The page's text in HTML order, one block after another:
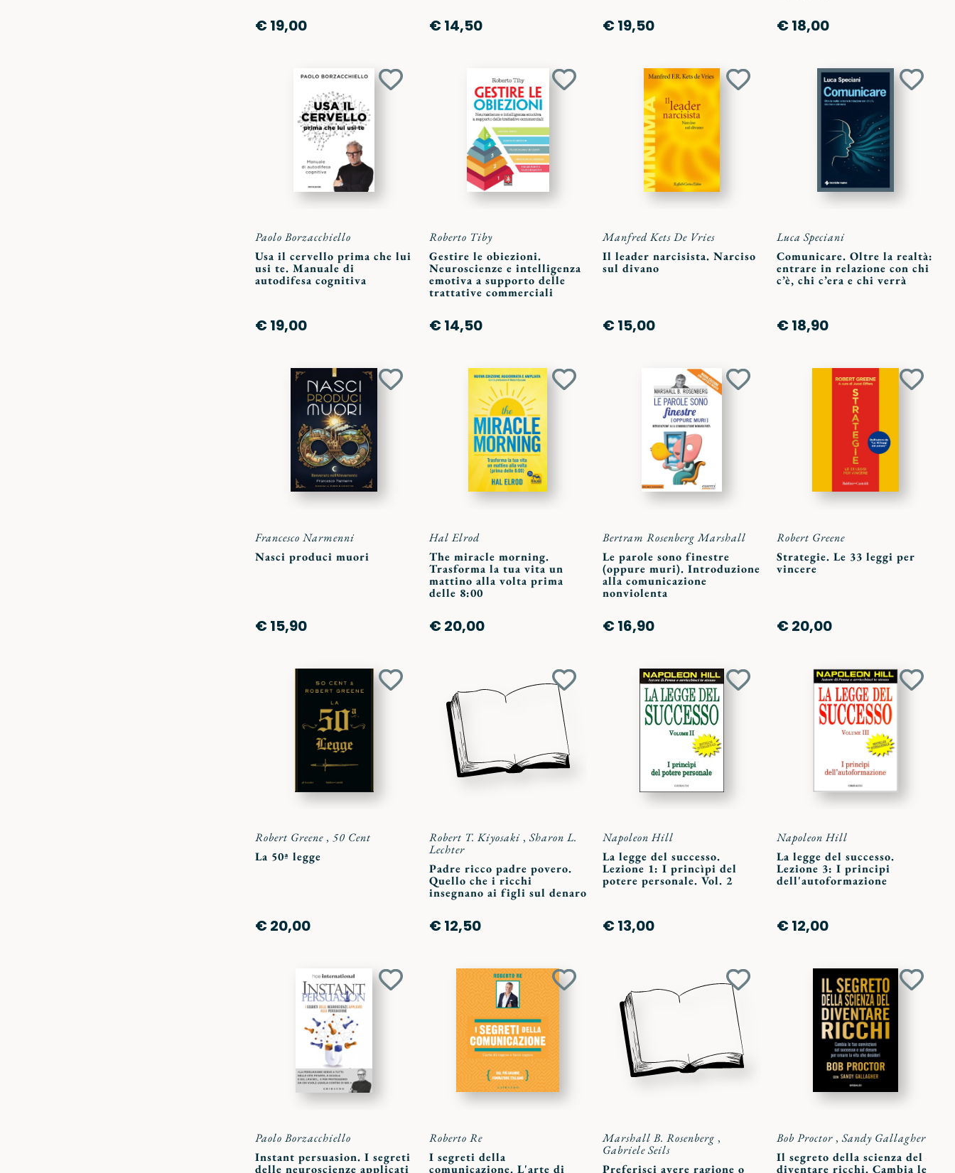
€ 19,00 € 14,50 € 19,50 € 18,00
Aggiungi
Paolo Borzacchiello
Usa il cervello prima che lui
usi te. Manuale di
autodifesa cognitiva
€ 19,00
Aggiungi
Roberto Tiby
Gestire le obiezioni.
Neuroscienze e intelligenza
emotiva a supporto delle
trattative commerciali
€ 14,50
Aggiungi
Manfred Kets De Vries
Il leader narcisista. Narciso
sul divano
€ 15,00
Luca Speciani
Comunicare. Oltre la realtà:
entrare in relazione con chi
c’è, chi c’era e chi verrà
€ 18,90
Aggiungi
Francesco Narmenni
Nasci produci muori
€ 15,90
Aggiungi
Hal Elrod
The miracle morning.
Trasforma la tua vita un
mattino alla volta prima
delle 8:00
€ 20,00
Aggiungi
Bertram Rosenberg Marshall
Le parole sono finestre
(oppure muri). Introduzione
alla comunicazione
nonviolenta
€ 16,90
Robert Greene
Strategie. Le 33 leggi per
vincere
€ 20,00
Aggiungi
Robert Greene, 50 Cent
La 50ª legge
€ 20,00
Aggiungi
preferiti
Robert T. Kiyosaki ,Sharon L.
Lechter
Padre ricco padre povero.
Quello che i ricchi
insegnano ai figli sul denaro
€ 12,50
Aggiungi
Napoleon Hill
La legge del successo.
Lezione 1: I princìpi del
potere personale. Vol. 2
€ 13,00
Napoleon Hill
La legge del successo.
Lezione 3: I principi
dell'autoformazione
€ 12,00
Aggiungi
Paolo Borzacchiello
Instant persuasion. I segreti
delle neuroscienze applicati
Aggiungi
Roberto Re
I segreti della
comunicazione. L'arte di
Aggiungi
preferiti
Marshall B. Rosenberg ,
Gabriele Seils
Preferisci avere ragione o
Bob Proctor ,Sandy Gallagher
Il segreto della scienza del
diventare ricchi. Cambia le